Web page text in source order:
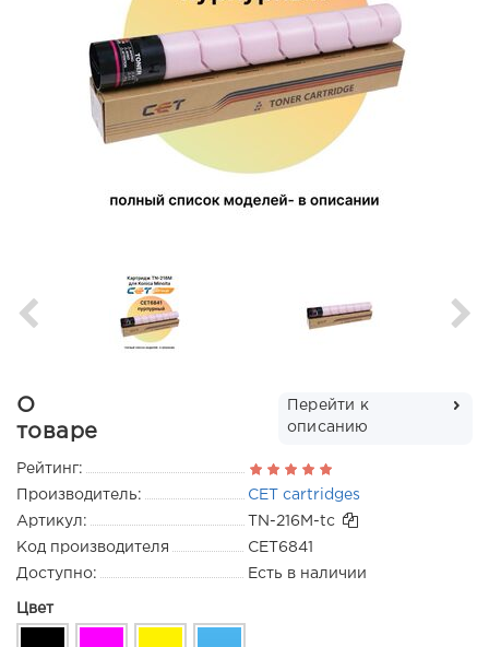
О
товаре
Перейти к
описанию
Рейтинг:
Производитель:
CET cartridges
Артикул:
TN-216M-tc
Код производителя
CET6841
Доступно:
Есть в наличии
Цвет